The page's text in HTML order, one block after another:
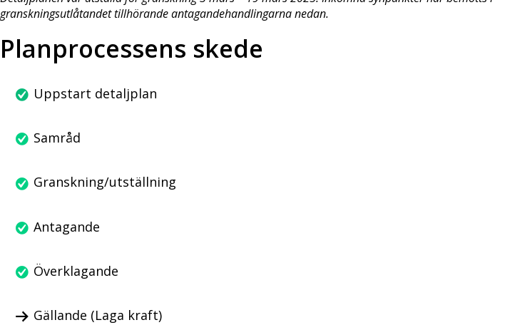
granskningsutlåtandet tillhörande antagandehandlingarna nedan.
Planprocessens skede
Uppstart detaljplan
Samråd
Granskning/utställning
Antagande
Överklagande
Gällande (Laga kraft)